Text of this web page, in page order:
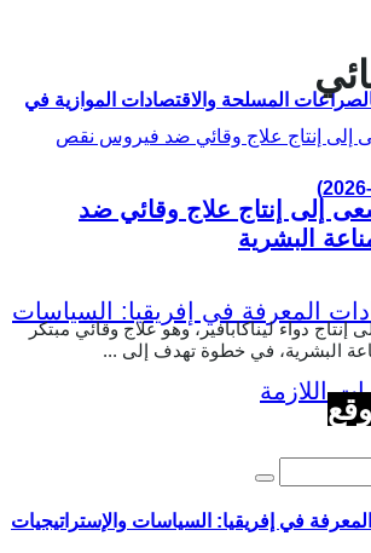
المسلحة والاقتصادات الموازية في
في إفريقيا: السياسات والإستراتيجيات
إلى إنتاج علاج وقائي ضد
البشرية
دواء ليناكابافير، وهو علاج وقائي مبتكر
البشرية، في خطوة تهدف إلى ...